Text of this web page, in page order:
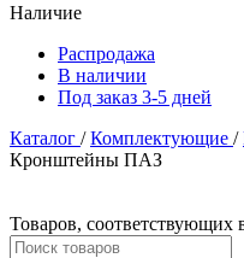
Наличие
Распродажа
В наличии
Под заказ 3-5 дней
Каталог / Комплектующие /
Кронштейны ПАЗ
Товаров, соответствующих